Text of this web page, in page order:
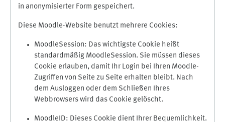
in anonymisierter Form gespeichert.
Diese Moodle-Website benutzt mehrere Cookies:
MoodleSession: Das wichtigste Cookie heißt
standardmäßig MoodleSession. Sie müssen dieses
Cookie erlauben, damit Ihr Login bei Ihren Moodle-
Zugriffen von Seite zu Seite erhalten bleibt. Nach
dem Ausloggen oder dem Schließen Ihres
Webbrowsers wird das Cookie gelöscht.
MoodleID: Dieses Cookie dient Ihrer Bequemlichkeit.